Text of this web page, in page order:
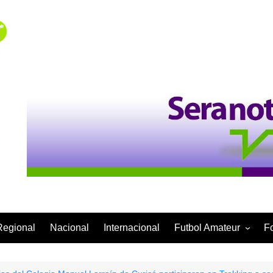
Nacional Internacional Futbol Amateur